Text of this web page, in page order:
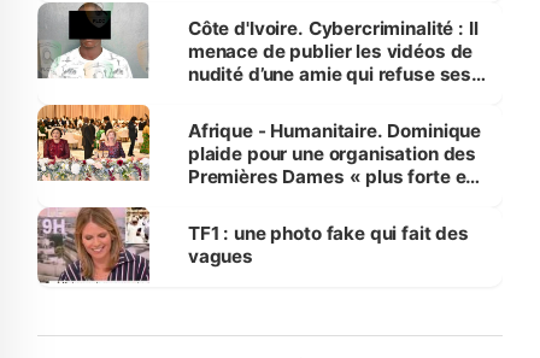
des Transports
Côte d'Ivoire. Cybercriminalité : Il
menace de publier les vidéos de
nudité d’une amie qui refuse ses
Afrique - Humanitaire. Dominique
plaide pour une organisation des
Premières Dames « plus forte et
sur la scène internationale »
TF1 : une photo fake qui fait des
vagues